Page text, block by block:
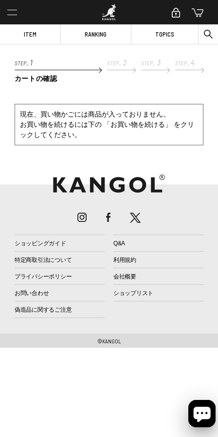
ITEM RANKING TOPICS
STEP_ 1
カートの確認
STEP_ 2 STEP_ 3 STEP_ 4
現在、買い物かごには商品が入っておりません。
お買い物を続けるには下の 「お買い物を続ける」 をクリ
ックしてください。
ショッピングガイド Q&A
特定商取引法について 利用規約
プライバシーポリシー 会社概要
お問い合わせ ショップリスト
偽造品に関するご注意
©KANGOL